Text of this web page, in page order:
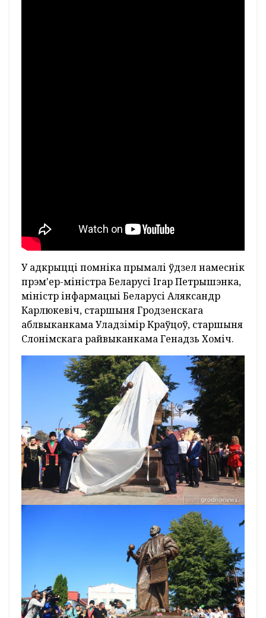
У адкрыцці помніка прымалі ўдзел намеснік
прэм'ер-міністра Беларусі Ігар Петрышэнка,
міністр інфармацыі Беларусі Аляксандр
Карлюкевіч, старшыня Гродзенскага
аблвыканкама Уладзімір Краўцоў, старшыня
Слонімскага райвыканкама Генадзь Хоміч.